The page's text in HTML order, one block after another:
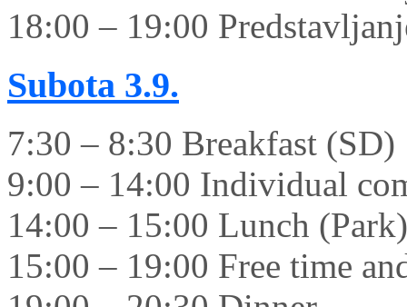
18:00 – 19:00
Subota 3.9.
7:30 – 8:30 Breakfast (SD)
9:00 – 14:00 Individual
14:00 – 15:00 Lunch (Park)
15:00 – 19:00 Free time